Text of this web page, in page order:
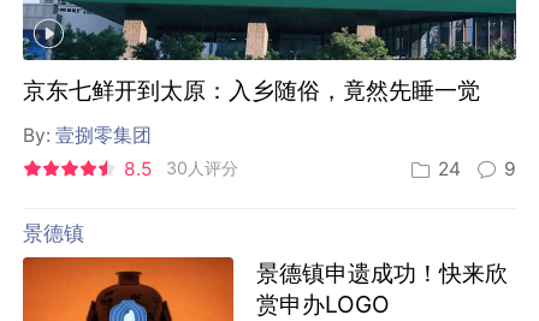
京东七鲜开到太原：入乡随俗，竟然先睡一觉
By:壹捌零集团
8.5
30人评分 24 9
景德镇
景德镇申遗成功！快来欣
赏申办LOGO